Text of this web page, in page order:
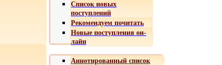
Список новых
поступлений
Рекомендуем почитать
Новые поступления он-
лайн
Аннотированный список